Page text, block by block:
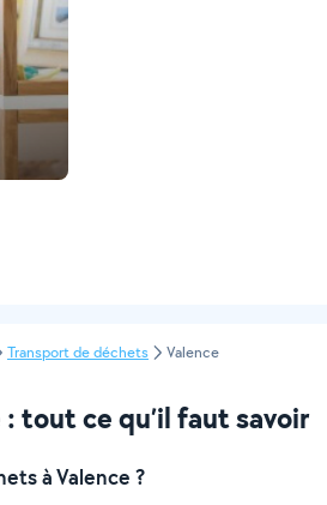
Transport de déchets Valence
tout ce qu’il faut savoir
à Valence ?